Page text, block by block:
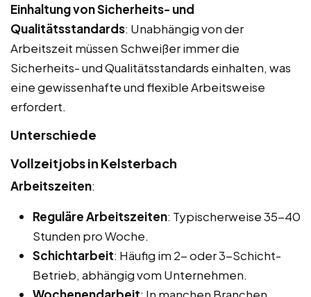
Einhaltung von Sicherheits- und
Qualitätsstandards: Unabhängig von der
Arbeitszeit müssen Schweißer immer die
Sicherheits- und Qualitätsstandards einhalten, was
eine gewissenhafte und flexible Arbeitsweise
erfordert.
Unterschiede
Vollzeitjobs in Kelsterbach
Arbeitszeiten:
Reguläre Arbeitszeiten: Typischerweise 35-40
Stunden pro Woche.
Schichtarbeit: Häufig im 2- oder 3-Schicht-
Betrieb, abhängig vom Unternehmen.